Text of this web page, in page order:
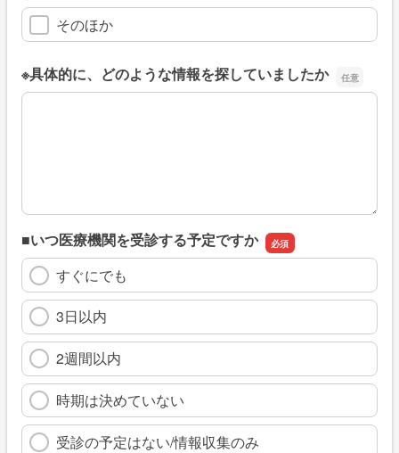
そのほか
※具体的に、どのような情報を探していましたか
※具体的に、どのような情報を探していましたか
■いつ医療機関を受診する予定ですか
すぐにでも
3日以内
2週間以内
時期は決めていない
受診の予定はない/情報収集のみ